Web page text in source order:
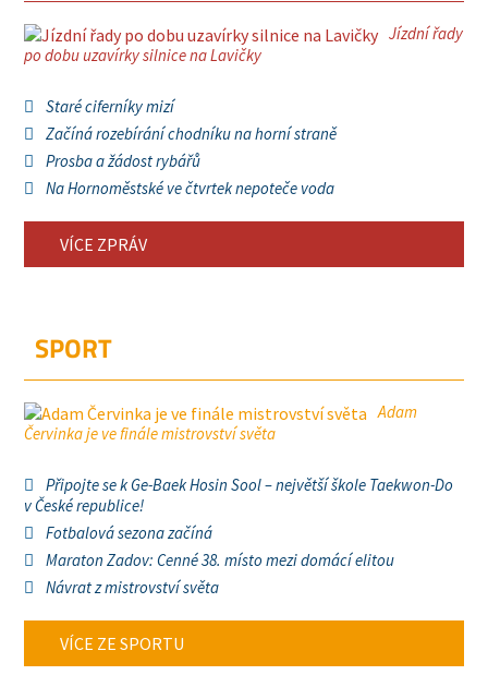
Jízdní řady
po dobu uzavírky silnice na Lavičky
Staré ciferníky mizí
Začíná rozebírání chodníku na horní straně
Prosba a žádost rybářů
Na Hornoměstské ve čtvrtek nepoteče voda
VÍCE ZPRÁV
SPORT
Adam
Červinka je ve finále mistrovství světa
Připojte se k Ge-Baek Hosin Sool – největší škole Taekwon-Do
v České republice!
Fotbalová sezona začíná
Maraton Zadov: Cenné 38. místo mezi domácí elitou
Návrat z mistrovství světa
VÍCE ZE SPORTU